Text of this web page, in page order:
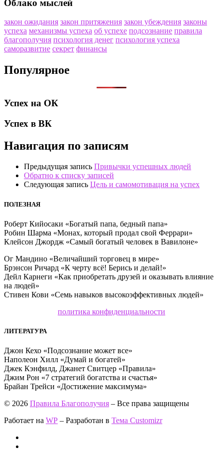
Облако мыслей
закон ожидания закон притяжения закон убеждения законы
успеха механизмы успеха об успехе подсознание правила
благополучия психология денег психология успеха
саморазвитие секрет финансы
Популярное
Успех на ОК
Успех в ВК
Навигация по записям
Предыдущая запись Привычки успешных людей
Обратно к списку записей
Следующая запись Цель и самомотивация на успех
ПОЛЕЗНАЯ
Роберт Кийосаки «Богатый папа, бедный папа»
Робин Шарма «Монах, который продал свой Феррари»
Клейсон Джордж «Самый богатый человек в Вавилоне»
Ог Мандино «Величайший торговец в мире»
Брэнсон Ричард «К черту всё! Берись и делай!»
Дейл Карнеги «Как приобретать друзей и оказывать влияние
на людей»
Стивен Кови «Семь навыков высокоэффективных людей»
политика конфиденциальности
ЛИТЕРАТУРА
Джон Кехо «Подсознание может все»
Наполеон Хилл «Думай и богатей»
Джек Кэнфилд, Джанет Свитцер «Правила»
Джим Рон «7 стратегий богатства и счастья»
Брайан Трейси «Достижение максимума»
© 2026 Правила Благополучия – Все права защищены
Работает на WP – Разработан в Тема Customizr